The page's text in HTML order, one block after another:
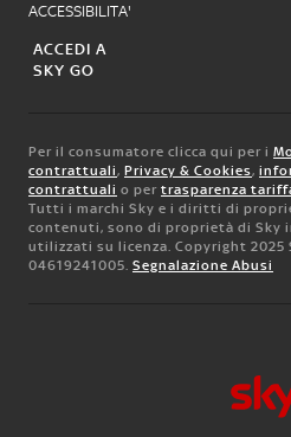
ACCESSIBILITA'
ACCEDI A
SKY GO
Per il consumatore clicca qui per i
contrattuali, Privacy & Cookies,
contrattuali o per trasparenza
Tutti i marchi Sky e i diritti di
contenuti, sono di proprietà di Sky
utilizzati su licenza. Copyright 2025
04619241005. Segnalazione Abusi